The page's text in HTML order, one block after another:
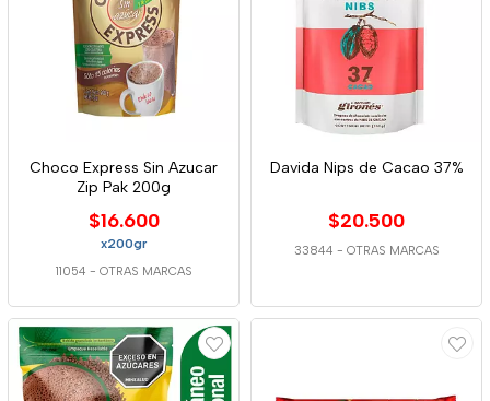
Choco Express Sin Azucar
Zip Pak 200g
$16.600
x200gr
11054 - OTRAS MARCAS
Davida Nips de Cacao 37%
$20.500
33844 - OTRAS MARCAS